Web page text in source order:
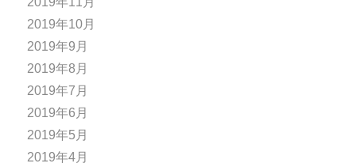
2019年10月
2019年9月
2019年8月
2019年7月
2019年6月
2019年5月
2019年4月